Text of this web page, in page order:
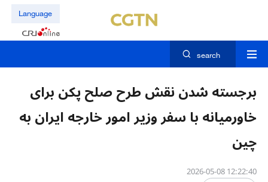
Language
search
برجسته شدن نقش طرح صلح پکن برای
خاورمیانه با سفر وزیر امور خارجه ایران به
چین
12:22:40 2026-05-08